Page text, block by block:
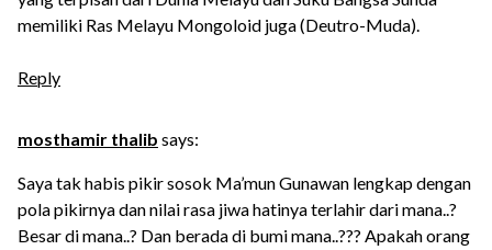
memiliki Ras Melayu Mongoloid juga (Deutro-Muda).
Reply
mosthamir thalib says:
Saya tak habis pikir sosok Ma’mun Gunawan lengkap dengan
pola pikirnya dan nilai rasa jiwa hatinya terlahir dari mana..?
Besar di mana..? Dan berada di bumi mana..??? Apakah orang